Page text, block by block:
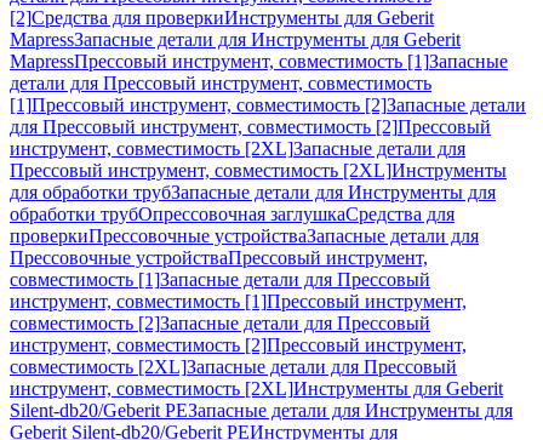
[2]Средства для проверкиИнструменты для Geberit
MapressЗапасные детали для Инструменты для Geberit
MapressПрессовый инструмент, совместимость [1]Запасные
детали для Прессовый инструмент, совместимость
[1]Прессовый инструмент, совместимость [2]Запасные детали
для Прессовый инструмент, совместимость [2]Прессовый
инструмент, совместимость [2XL]Запасные детали для
Прессовый инструмент, совместимость [2XL]Инструменты
для обработки трубЗапасные детали для Инструменты для
обработки трубОпрессовочная заглушкаСредства для
проверкиПрессовочные устройстваЗапасные детали для
Прессовочные устройстваПрессовый инструмент,
совместимость [1]Запасные детали для Прессовый
инструмент, совместимость [1]Прессовый инструмент,
совместимость [2]Запасные детали для Прессовый
инструмент, совместимость [2]Прессовый инструмент,
совместимость [2XL]Запасные детали для Прессовый
инструмент, совместимость [2XL]Инструменты для Geberit
Silent-db20/Geberit PEЗапасные детали для Инструменты для
Geberit Silent-db20/Geberit PEИнструменты для